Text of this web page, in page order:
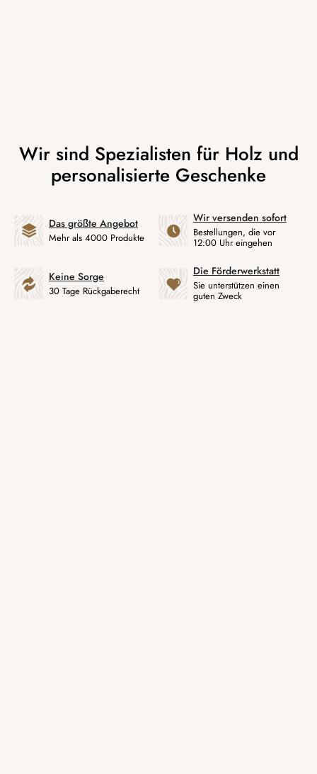
Das größte Angebot
Mehr als 4000 Produkte
Wir versenden sofort
Bestellungen, die vor
12:00 Uhr eingehen
Keine Sorge
30 Tage Rückgaberecht
Die Förderwerkstatt
Sie unterstützen einen
guten Zweck